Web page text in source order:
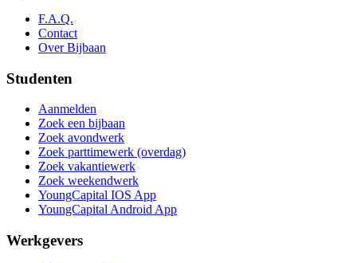
F.A.Q.
Contact
Over Bijbaan
Studenten
Aanmelden
Zoek een bijbaan
Zoek avondwerk
Zoek parttimewerk (overdag)
Zoek vakantiewerk
Zoek weekendwerk
YoungCapital IOS App
YoungCapital Android App
Werkgevers